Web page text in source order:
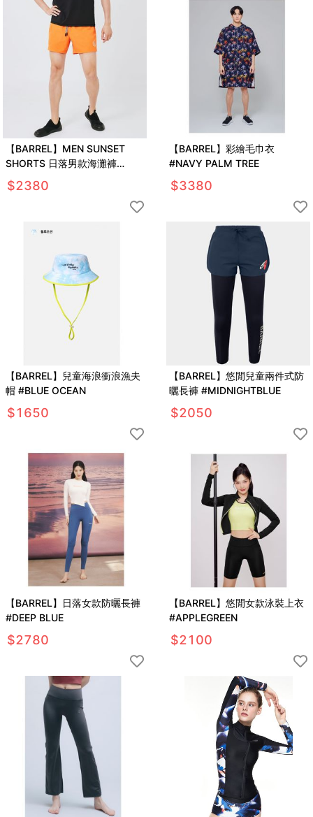
【BARREL】MEN SUNSET
SHORTS 日落男款海灘褲
#ORANGE
$2380
【BARREL】彩繪毛巾衣
#NAVY PALM TREE
$3380
【BARREL】兒童海浪衝浪漁夫
帽 #BLUE OCEAN
$1650
【BARREL】悠閒兒童兩件式防
曬長褲 #MIDNIGHTBLUE
$2050
【BARREL】日落女款防曬長褲
#DEEP BLUE
$2780
【BARREL】悠閒女款泳裝上衣
#APPLEGREEN
$2100